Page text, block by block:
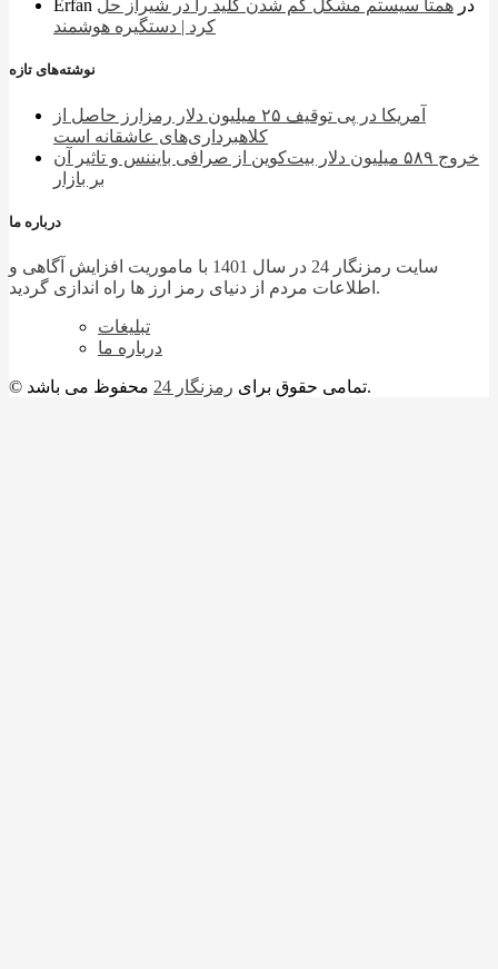
Erfan در همتا سیستم مشکل گم شدن کلید را در شیراز حل
کرد | دستگیره هوشمند
نوشته‌های تازه
آمریکا در پی توقیف ۲۵ میلیون دلار رمزارز حاصل از
کلاهبرداری‌های عاشقانه است
خروج ۵۸۹ میلیون دلار بیت‌کوین از صرافی بایننس و تاثیر آن
بر بازار
درباره ما
سایت رمزنگار 24 در سال 1401 با ماموریت افزایش آگاهی و
اطلاعات مردم از دنیای رمز ارز ها راه اندازی گردید.
تبلیغات
درباره ما
© تمامی حقوق برای رمزنگار 24 محفوظ می باشد.